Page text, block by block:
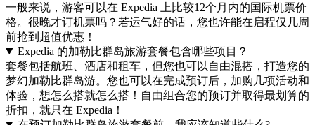
一般来说，游客可以在 Expedia 上比较12个月内的国际机票价
格。很晚才订机票吗？若运气好的话，您也许能在启程仅几周
前抢到超值优惠！
Expedia 的加勒比群岛旅游套餐包含哪些项目？
套餐包括航班、酒店和租车，但您也可以自由混搭，打造您的
梦幻加勒比群岛游。您也可以在完成预订后，加购几项活动和
体验，想怎么搭就怎么搭！自由组合您的预订并取得最划算的
折扣，就只在 Expedia！